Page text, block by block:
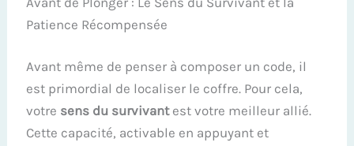
Patience Récompensée
Avant même de penser à composer un code, il
est primordial de localiser le coffre. Pour cela,
votre sens du survivantest votre meilleur allié.
Cette capacité, activable en appuyant et